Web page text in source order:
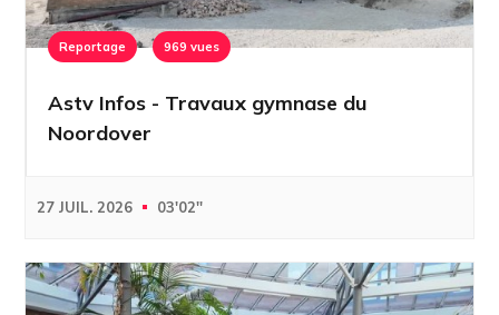
Reportage 969 vues
Astv Infos - Travaux gymnase du
Noordover
27 JUIL. 2026 03'02''